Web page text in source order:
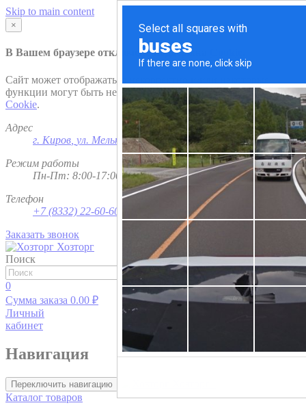
Skip to main content
×
В Вашем браузере отключена поддержка
Сайт может отображаться некорректно и/или некоторые
функции могут быть недоступны. Рекомендуем включить
Cookie.
Адрес
г. Киров ул. Мельничная, д. 1
Режим работы
Пн-Пт: 8:00-17:00; Сб - Вс - выходной
Телефон
+7 (8332) 22-60-60
Заказать звонок
Хозторг
Поиск
0
Сумма заказа 0.00 ₽
Личный
кабинет
Навигация
Переключить навигацию
Каталог товаров